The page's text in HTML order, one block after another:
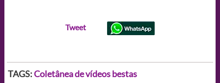
Tweet
TAGS:Coletânea de vídeos bestas